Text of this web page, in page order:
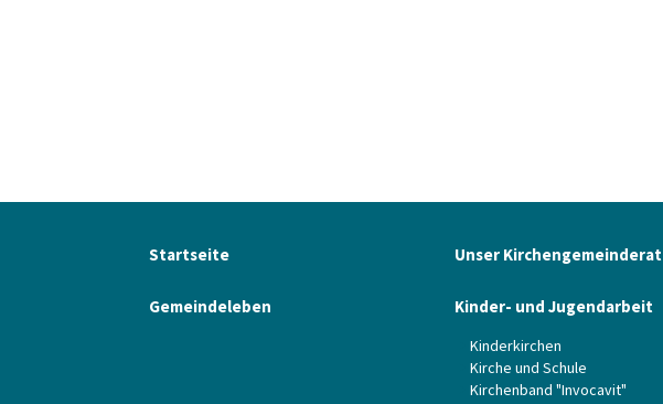
Startseite Unser Kirchengemeinderat
Gemeindeleben Kinder- und Jugendarbeit
Kinderkirchen
Kirche und Schule
Kirchenband "Invocavit"